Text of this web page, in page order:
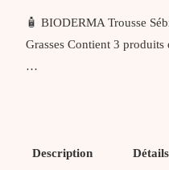
MINERAL
LIGHT
50SPF+
100ML
🧴 BIODERMA Trousse
Grasses Contient 3 produits
…
Description